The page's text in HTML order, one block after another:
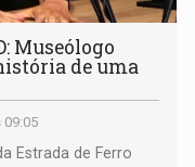
Museólogo
de uma
09:05
Estrada de Ferro